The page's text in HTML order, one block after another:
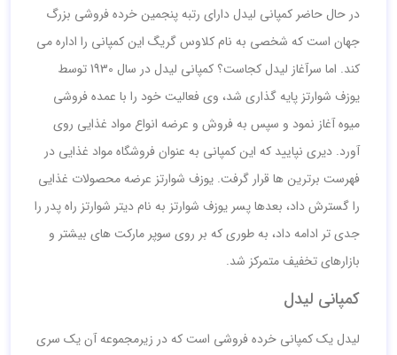
در حال حاضر کمپانی لیدل دارای رتبه پنجمین خرده فروشی بزرگ
جهان است که شخصی به نام کلاوس گریگ این کمپانی را اداره می
کند. اما سرآغاز لیدل کجاست؟ کمپانی لیدل در سال 1930 توسط
یوزف شوارتز پایه گذاری شد، وی فعالیت خود را با عمده فروشی
میوه آغاز نمود و سپس به فروش و عرضه انواع مواد غذایی روی
آورد. دیری نپایید که این کمپانی به عنوان فروشگاه مواد غذایی در
فهرست برترین ها قرار گرفت. یوزف شوارتز عرضه محصولات غذایی
را گسترش داد، بعدها پسر یوزف شوارتز به نام دیتر شوارتز راه پدر را
جدی تر ادامه داد، به طوری که بر روی سوپر مارکت های بیشتر و
بازارهای تخفیف متمرکز شد.
کمپانی لیدل
لیدل یک کمپانی خرده فروشی است که در زیرمجموعه آن یک سری